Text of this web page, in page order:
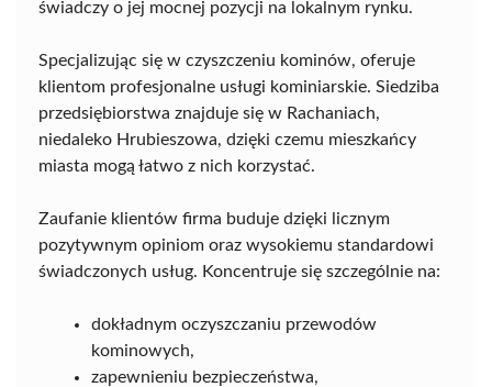
świadczy o jej mocnej pozycji na lokalnym rynku.
Specjalizując się w czyszczeniu kominów, oferuje
klientom profesjonalne usługi kominiarskie. Siedziba
przedsiębiorstwa znajduje się w Rachaniach,
niedaleko Hrubieszowa, dzięki czemu mieszkańcy
miasta mogą łatwo z nich korzystać.
Zaufanie klientów firma buduje dzięki licznym
pozytywnym opiniom oraz wysokiemu standardowi
świadczonych usług. Koncentruje się szczególnie na:
dokładnym oczyszczaniu przewodów
kominowych,
zapewnieniu bezpieczeństwa,